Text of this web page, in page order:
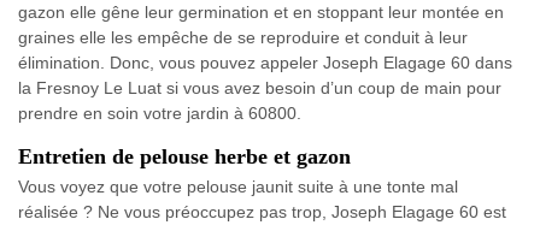
gazon elle gêne leur germination et en stoppant leur montée en
graines elle les empêche de se reproduire et conduit à leur
élimination. Donc, vous pouvez appeler Joseph Elagage 60 dans
la Fresnoy Le Luat si vous avez besoin d’un coup de main pour
prendre en soin votre jardin à 60800.
Entretien de pelouse herbe et gazon
Vous voyez que votre pelouse jaunit suite à une tonte mal
réalisée ? Ne vous préoccupez pas trop, Joseph Elagage 60 est